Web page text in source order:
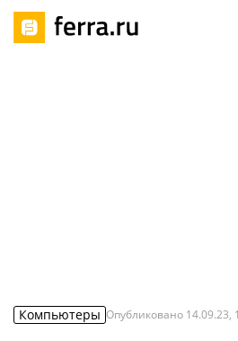
Компьютеры Опубликовано 14.09.23,